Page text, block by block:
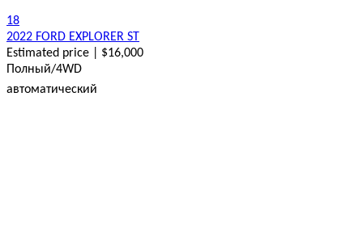
18
2022 FORD EXPLORER ST
Estimated price | $16,000
Полный/4WD
автоматический